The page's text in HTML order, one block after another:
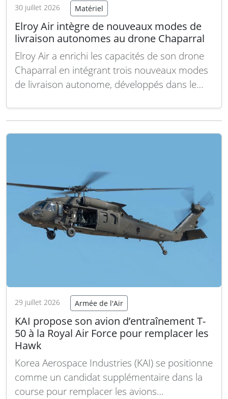
30 juillet 2026 Matériel
Elroy Air intègre de nouveaux modes de
livraison autonomes au drone Chaparral
Elroy Air a enrichi les capacités de son drone
Chaparral en intégrant trois nouveaux modes
de livraison autonome, développés dans le
offrant ainsi des options accrues pour le
29 juillet 2026 Armée de l'Air
KAI propose son avion d’entraînement T-
50 à la Royal Air Force pour remplacer les
Hawk
Korea Aerospace Industries (KAI) se positionne
comme un candidat supplémentaire dans la
course pour remplacer les avions